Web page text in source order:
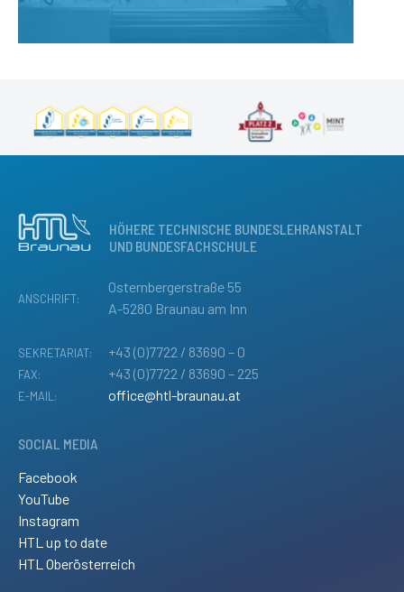
HÖHERE TECHNISCHE BUNDESLEHRANSTALT
UND BUNDESFACHSCHULE
ANSCHRIFT:
Osternbergerstraße 55
A-5280 Braunau am Inn
SEKRETARIAT: +43 (0)7722 / 83690 – 0
FAX: +43 (0)7722 / 83690 – 225
E-MAIL: office@htl-braunau.at
SOCIAL MEDIA
Facebook
YouTube
Instagram
HTL up to date
HTL Oberösterreich